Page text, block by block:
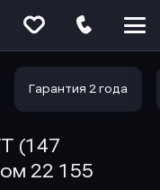
Гарантия 2 года
(147
22 155